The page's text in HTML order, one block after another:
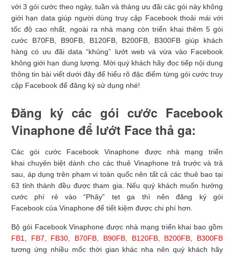
với 3 gói cước theo ngày, tuần và tháng ưu đãi các gói này không
giới hạn data giúp người dùng truy cập Facebook thoải mái với
tốc độ cao nhất, ngoài ra nhà mạng còn triển khai thêm 5 gói
cước B70FB, B90FB, B120FB, B200FB, B300FB giúp khách
hàng có ưu đãi data “khủng” lướt web và vừa vào Facebook
không giới hạn dung lượng. Mời quý khách hãy đọc tiếp nội dung
thông tin bài viết dưới đây để hiểu rõ đặc điểm từng gói cước truy
cập Facebook để đăng ký sử dụng nhé!
Đăng ký các gói cước Facebook
Vinaphone để lướt Face thả ga:
Các gói cước Facebook Vinaphone được nhà mạng triển
khai chuyên biệt dành cho các thuê Vinaphone trả trước và trả
sau, áp dụng trên phạm vi toàn quốc nên tất cả các thuê bao tại
63 tỉnh thành đều được tham gia. Nếu quý khách muốn hưởng
cước phí rẻ vào “Phây” tẹt ga thì nên đăng ký gói
Facebook của Vinaphone để tiết kiệm được chi phí hơn.
Bộ gói Facebook Vinaphone được nhà mạng triển khai bao gồm
FB1, FB7, FB30, B70FB, B90FB, B120FB, B200FB, B300FB
tương ứng nhiều mốc thời gian khác nha nên quý khách hãy